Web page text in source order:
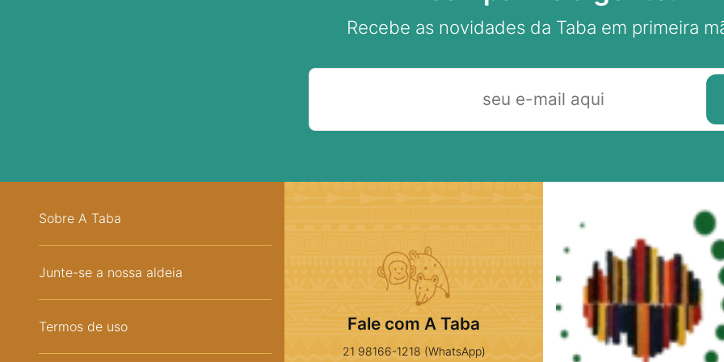
Recebe as novidades da Taba em primeira
Sobre A Taba
Junte-se a nossa aldeia
Termos de uso Fale com A Taba
21 98166-1218 (WhatsApp)